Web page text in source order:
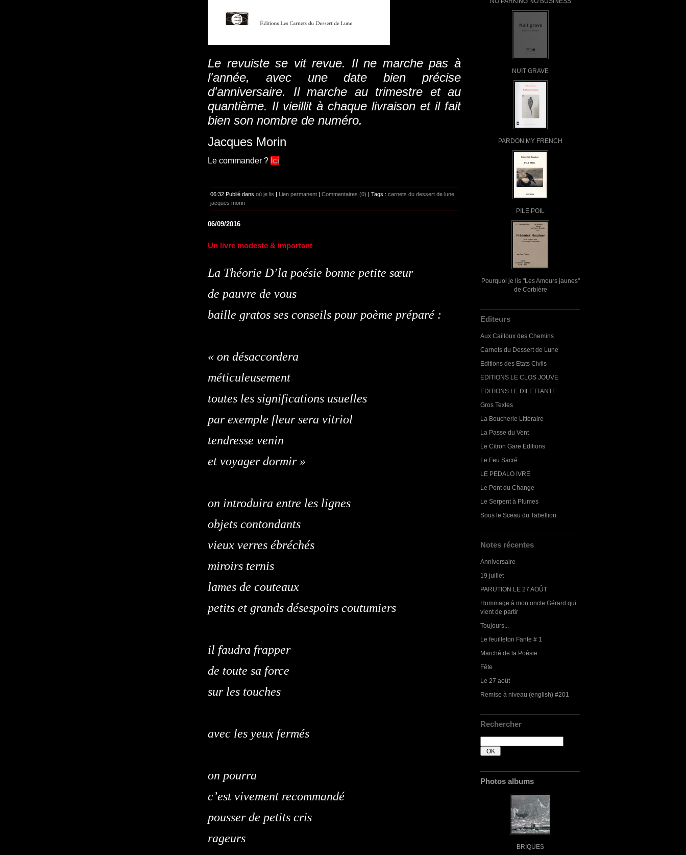
NUIT GRAVE
PARDON MY FRENCH
PILE POIL
Pourquoi je lis "Les Amours jaunes"
de Corbière
Editeurs
Aux Cailloux des Chemins
Carnets du Dessert de Lune
Editions des Etats Civils
EDITIONS LE CLOS JOUVE
EDITIONS LE DILETTANTE
Gros Textes
La Boucherie Littéraire
La Passe du Vent
Le Citron Gare Editions
Le Feu Sacré
LE PEDALO IVRE
Le Pont du Change
Le Serpent à Plumes
Sous le Sceau du Tabellion
Notes récentes
Anniversaire
19 juillet
PARUTION LE 27 AOÛT
Hommage à mon oncle Gérard qui
vient de partir
Toujours...
Le feuilleton Fante # 1
Marché de la Poésie
Fête
Le 27 août
Remise à niveau (english) #201
Rechercher
Photos albums
BRIQUES
Le revuiste se vit revue. Il ne marche pas à
l'année, avec une date bien précise
d'anniversaire. Il marche au trimestre et au
quantième. Il vieillit à chaque livraison et il fait
bien son nombre de numéro.
Jacques Morin
Le commander ? Ici
06:32 Publié dans où je lis | Lien permanent | Commentaires (0) | Tags : carnets du dessert de lune
jacques morin
06/09/2016
Un livre modeste & important
La Théorie D’la poésie bonne petite sœur
de pauvre de vous
baille gratos ses conseils pour poème préparé :
« on désaccordera
méticuleusement
toutes les significations usuelles
par exemple fleur sera vitriol
tendresse venin
et voyager dormir »
on introduira entre les lignes
objets contondants
vieux verres ébréchés
miroirs ternis
lames de couteaux
petits et grands désespoirs coutumiers
il faudra frapper
de toute sa force
sur les touches
avec les yeux fermés
on pourra
c’est vivement recommandé
pousser de petits cris
rageurs